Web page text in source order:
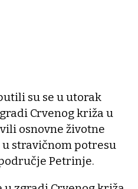
su se u utorak
Crvenog križa u
osnovne životne
stravičnom potresu
Petrinje.